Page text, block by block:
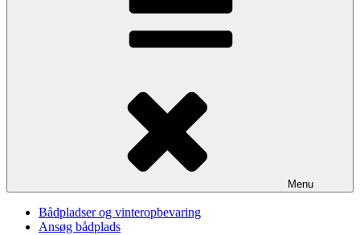
Menu
Bådpladser og vinteropbevaring
Ansøg bådplads